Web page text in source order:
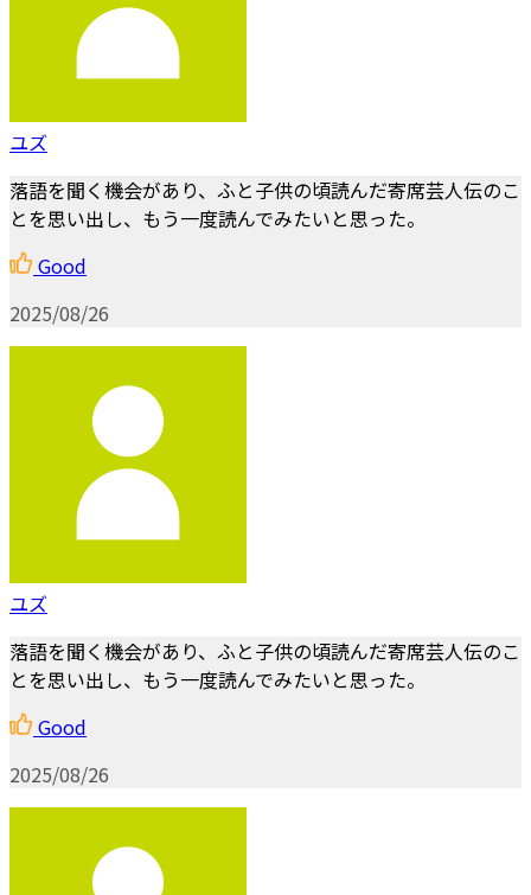
ユズ
落語を聞く機会があり、ふと子供の頃読んだ寄席芸人伝のこ
とを思い出し、もう一度読んでみたいと思った。
Good
2025/08/26
ユズ
落語を聞く機会があり、ふと子供の頃読んだ寄席芸人伝のこ
とを思い出し、もう一度読んでみたいと思った。
Good
2025/08/26